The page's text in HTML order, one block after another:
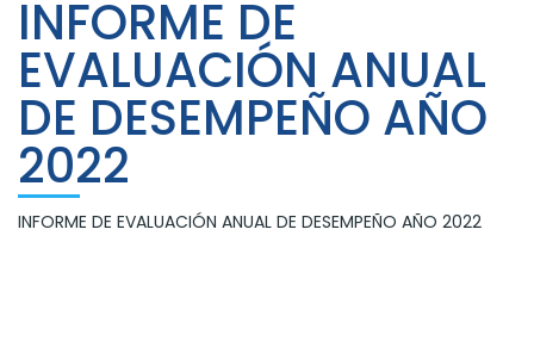
INFORME DE
EVALUACIÓN ANUAL
DE DESEMPEÑO AÑO
2022
INFORME DE EVALUACIÓN ANUAL DE DESEMPEÑO AÑO 2022